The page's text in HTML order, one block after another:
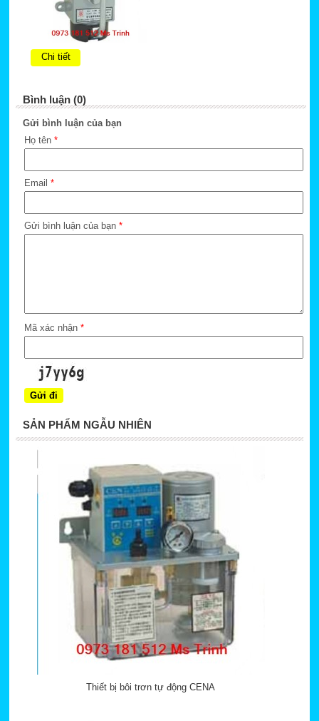
Chi tiết
Bình luận (0)
Gửi bình luận của bạn
Họ tên *
Email *
Gửi bình luận của bạn *
Mã xác nhận *
SẢN PHẨM NGẪU NHIÊN
Thiết bị bôi trơn tự động CENA